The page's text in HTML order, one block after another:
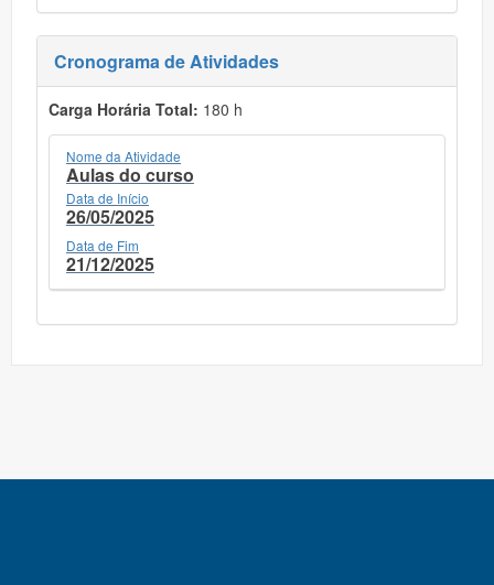
Cronograma de Atividades
Carga Horária Total: 180 h
Nome da Atividade
Aulas do curso
Data de Início
26/05/2025
Data de Fim
21/12/2025